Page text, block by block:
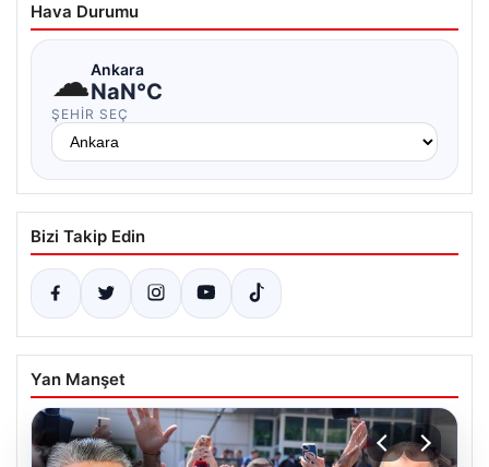
Hava Durumu
☁Ankara
NaN°C
ŞEHIR SEÇ
Bizi Takip Edin
Yan Manşet